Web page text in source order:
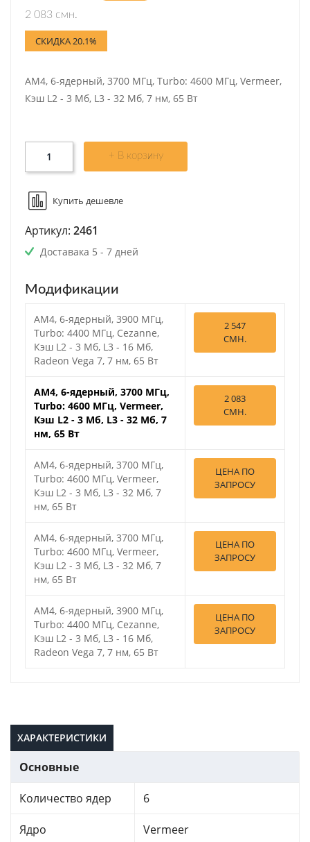
2 083 смн.
СКИДКА 20.1%
AM4, 6-ядерный, 3700 МГц, Turbo: 4600 МГц, Vermeer,
Кэш L2 - 3 Мб, L3 - 32 Мб, 7 нм, 65 Вт
+ В корзину
Купить дешевле
Артикул: 2461
Доставака 5 - 7 дней
Модификации
AM4, 6-ядерный, 3900 МГц,
Turbo: 4400 МГц, Cezanne,
Кэш L2 - 3 Мб, L3 - 16 Мб,
Radeon Vega 7, 7 нм, 65 Вт
2 547
СМН.
AM4, 6-ядерный, 3700 МГц,
Turbo: 4600 МГц, Vermeer,
Кэш L2 - 3 Мб, L3 - 32 Мб, 7
нм, 65 Вт
2 083
СМН.
AM4, 6-ядерный, 3700 МГц,
Turbo: 4600 МГц, Vermeer,
Кэш L2 - 3 Мб, L3 - 32 Мб, 7
нм, 65 Вт
ЦЕНА ПО
ЗАПРОСУ
AM4, 6-ядерный, 3700 МГц,
Turbo: 4600 МГц, Vermeer,
Кэш L2 - 3 Мб, L3 - 32 Мб, 7
нм, 65 Вт
ЦЕНА ПО
ЗАПРОСУ
AM4, 6-ядерный, 3900 МГц,
Turbo: 4400 МГц, Cezanne,
Кэш L2 - 3 Мб, L3 - 16 Мб,
Radeon Vega 7, 7 нм, 65 Вт
ЦЕНА ПО
ЗАПРОСУ
ХАРАКТЕРИСТИКИ
Основные
Количество ядер 6
Ядро Vermeer